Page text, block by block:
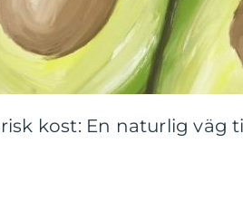
kost: En naturlig väg